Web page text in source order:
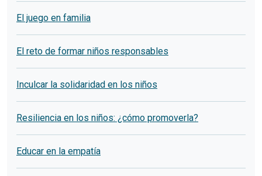
El juego en familia
El reto de formar niños responsables
Inculcar la solidaridad en los niños
Resiliencia en los niños: ¿cómo promoverla?
Educar en la empatía